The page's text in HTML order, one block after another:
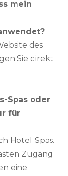
mein
des
Sie direkt
Spas oder
für
Hotel-Spas.
Zugang
eine